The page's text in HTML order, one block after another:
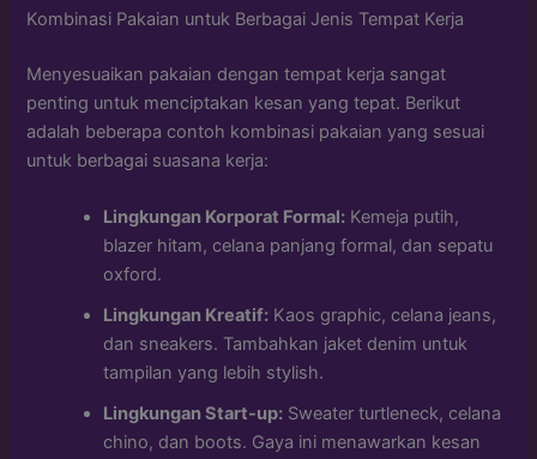
Kombinasi Pakaian untuk Berbagai Jenis Tempat Kerja
Menyesuaikan pakaian dengan tempat kerja sangat
penting untuk menciptakan kesan yang tepat. Berikut
adalah beberapa contoh kombinasi pakaian yang sesuai
untuk berbagai suasana kerja:
Lingkungan Korporat Formal: Kemeja putih,
blazer hitam, celana panjang formal, dan sepatu
oxford.
Lingkungan Kreatif: Kaos graphic, celana jeans,
dan sneakers. Tambahkan jaket denim untuk
tampilan yang lebih stylish.
Lingkungan Start-up: Sweater turtleneck, celana
chino, dan boots. Gaya ini menawarkan kesan